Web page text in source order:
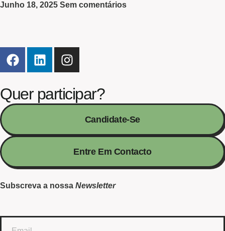
Junho 18, 2025 Sem comentários
Quer participar?
Candidate-Se
Entre Em Contacto
Subscreva a nossa Newsletter